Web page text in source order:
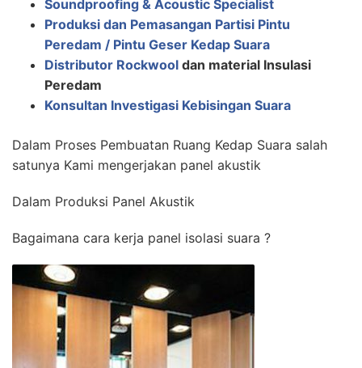
Soundproofing & Acoustic Specialist
Produksi dan Pemasangan Partisi Pintu
Peredam / Pintu Geser Kedap Suara
Distributor Rockwool dan material Insulasi
Peredam
Konsultan Investigasi Kebisingan Suara
Dalam Proses Pembuatan Ruang Kedap Suara salah
satunya Kami mengerjakan panel akustik
Dalam Produksi Panel Akustik
Bagaimana cara kerja panel isolasi suara ?